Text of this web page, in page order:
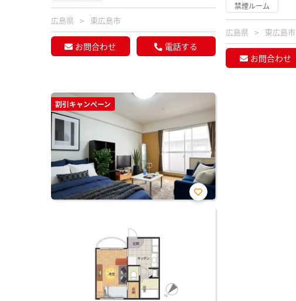
広島県 東広島市
お問合わせ 電話する
禁煙ルーム
広島県 東広島市
お問合わせ
割引キャンペーン
お気